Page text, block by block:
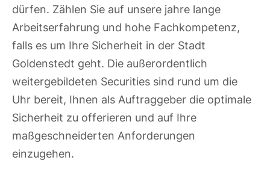
dürfen. Zählen Sie auf unsere jahre lange
Arbeitserfahrung und hohe Fachkompetenz,
falls es um Ihre Sicherheit in der Stadt
Goldenstedt geht. Die außerordentlich
weitergebildeten Securities sind rund um die
Uhr bereit, Ihnen als Auftraggeber die optimale
Sicherheit zu offerieren und auf Ihre
maßgeschneiderten Anforderungen
einzugehen.